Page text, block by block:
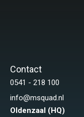
Contact
0541 - 218 100
info@msquad.nl
Oldenzaal (HQ)